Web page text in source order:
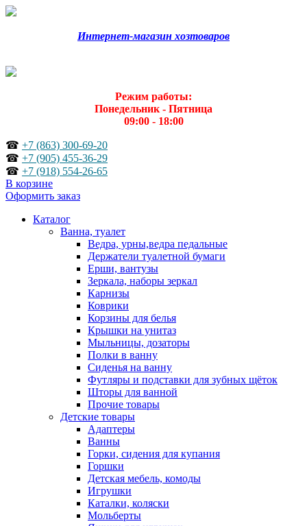
Интернет-магазин хозтоваров
Режим работы:
Понедельник - Пятница
09:00 - 18:00
☎ +7 (863) 300-69-20
☎ +7 (905) 455-36-29
☎ +7 (918) 554-26-65
В корзине
Оформить заказ
Каталог
Ванна, туалет
Ведра, урны,ведра педальные
Держатели туалетной бумаги
Ерши, вантузы
Зеркала, наборы зеркал
Карнизы
Коврики
Корзины для белья
Крышки на унитаз
Мыльницы, дозаторы
Полки в ванну
Сиденья на ванну
Футляры и подставки для зубных щёток
Шторы для ванной
Прочие товары
Детские товары
Адаптеры
Ванны
Горки, сидения для купания
Горшки
Детская мебель, комоды
Игрушки
Каталки, коляски
Мольберты